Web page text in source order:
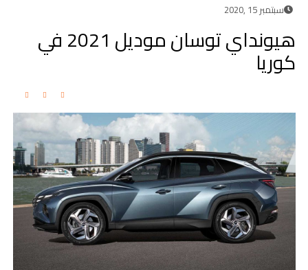
سبتمبر 15 ,2020
هيونداي توسان موديل 2021 في
كوريا